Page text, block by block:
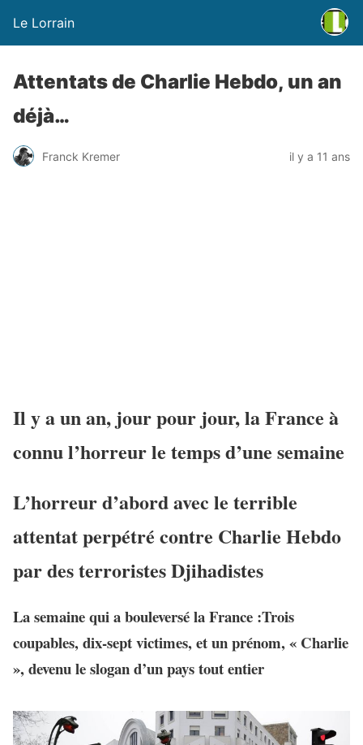
Le Lorrain
Attentats de Charlie Hebdo, un an
déjà…
Franck Kremer il y a 11 ans
Il y a un an, jour pour jour, la France à
connu l’horreur le temps d’une semaine
L’horreur d’abord avec le terrible
attentat perpétré contre Charlie Hebdo
par des terroristes Djihadistes
La semaine qui a bouleversé la France :Trois
coupables, dix-sept victimes, et un prénom, « Charlie
», devenu le slogan d’un pays tout entier